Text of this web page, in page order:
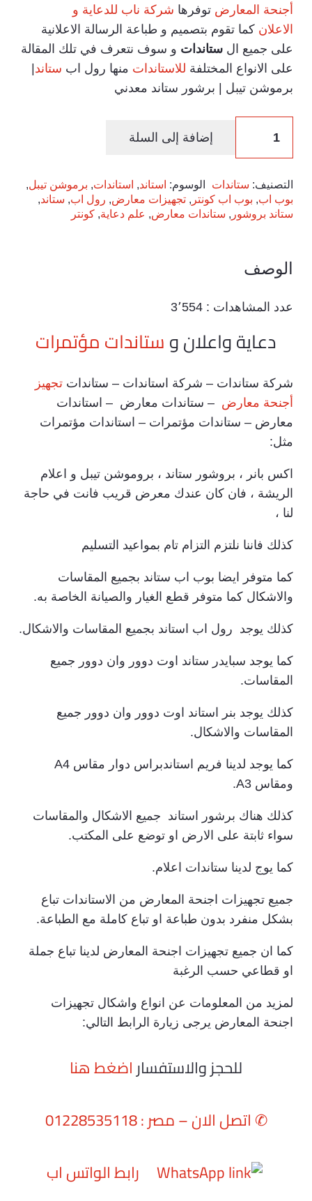
أجنحة المعارض توفرها شركة ناب للدعاية و
الاعلان كما تقوم بتصميم و طباعة الرسالة الاعلانية
على جميع ال ستاندات و سوف نتعرف في تلك المقالة
على الانواع المختلفة للاستاندات منها رول اب ستاند
برموشن تيبل | برشور ستاند معدني
ستاندات
إضافة إلى السلة
التصنيف: ستاندات الوسوم: استاند, استاندات, برموشن تيبل,
بوب اب, بوب اب كونتر , تجهيزات معارض, رول اب, ستاند,
ستاند بروشور , ستاندات معارض, علم دعاية, كونتر
الوصف
عدد المشاهدات : 3٬554
دعاية واعلان وستاندات مؤتمرات
شركة ستاندات – شركة استاندات – ستاندات تجهيز
أجنحة معارض – ستاندات معارض – استاندات
معارض – ستاندات مؤتمرات – استاندات مؤتمرات
مثل:
اكس بانر ، بروشور ستاند ، بروموشن تيبل و اعلام
الريشة ، فان كان عندك معرض قريب فانت في حاجة
لنا ،
كذلك فاننا نلتزم التزام تام بمواعيد التسليم
كما متوفر ايضا بوب اب ستاند بجميع المقاسات
والاشكال كما متوفر قطع الغيار والصيانة الخاصة به.
كذلك يوجد رول اب استاند بجميع المقاسات والاشكال.
كما يوجد سبايدر ستاند اوت دوور وان دوور جميع
المقاسات.
كذلك يوجد بنر استاند اوت دوور وان دوور جميع
المقاسات والاشكال.
كما يوجد لدينا فريم استاندبراس دوار مقاس A4
ومقاس A3.
كذلك هناك برشور استاند جميع الاشكال والمقاسات
سواء ثابتة على الارض او توضع على المكتب.
كما يوج لدينا ستاندات اعلام.
جميع تجهيزات اجنحة المعارض من الاستاندات تباع
بشكل منفرد بدون طباعة او تباع كاملة مع الطباعة.
كما ان جميع تجهيزات اجنحة المعارض لدينا تباع جملة
او قطاعي حسب الرغبة
لمزيد من المعلومات عن انواع واشكال تجهيزات
اجنحة المعارض يرجى زيارة الرابط التالي:
للحجز والاستفساراضغط هنا
✆اتصل الان – مصر : 01228535118
رابط الواتس اب